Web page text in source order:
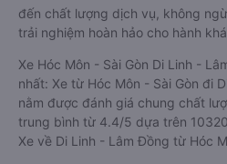
đến chất lượng dịch vụ, không
trải nghiệm hoàn hảo cho hành
Xe Hóc Môn - Sài Gòn Di Linh -
nhất: Xe từ Hóc Môn - Sài Gòn đi
nằm được đánh giá chung chất
trung bình từ 4.4/5 dựa trên
Xe về Di Linh - Lâm Đồng từ Hóc